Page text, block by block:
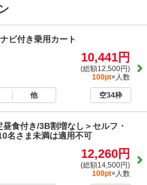
ビ付き乗用カート
10,441円
(総額12,500円)
100pt×人数
他 空34枠
食付き/3B割増なし＞セルフ・
名さま未満は適用不可
12,260円
(総額14,500円)
100pt×人数